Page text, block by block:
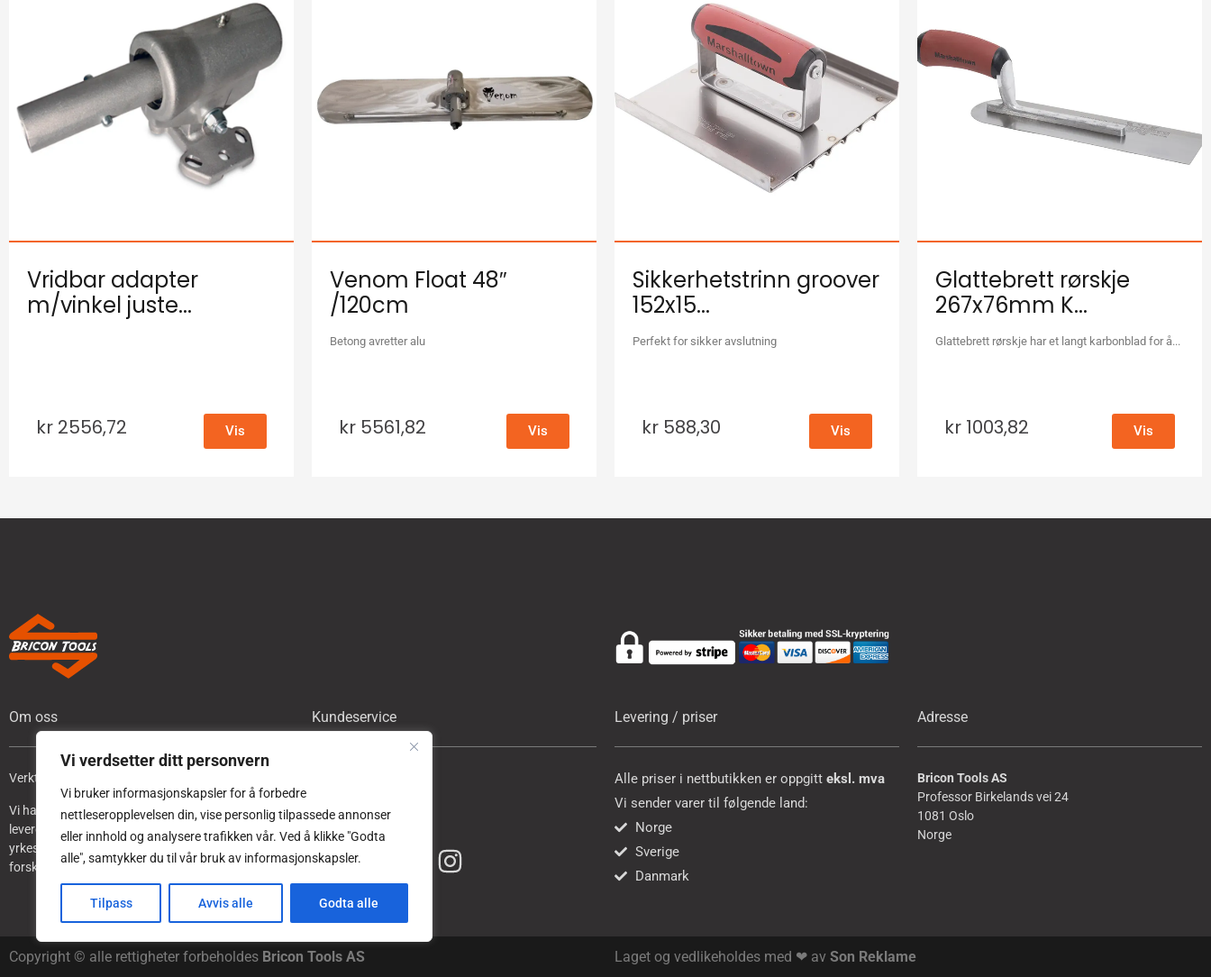
Vi verdsetter ditt personvern
Vi bruker informasjonskapsler for å forbedre
nettleseropplevelsen din, vise personlig tilpassede annonser
eller innhold og analysere trafikken vår. Ved å klikke "Godta
alle", samtykker du til vår bruk av informasjonskapsler.
Tilpass Avvis alle Godta alle
Vridbar adapter
m/vinkel juste...
kr 2556,72 Vis
Venom Float 48″
/120cm
Betong avretter alu
kr 5561,82 Vis
Sikkerhetstrinn groover
152x15...
Perfekt for sikker avslutning
kr 588,30 Vis
Glattebrett rørskje
267x76mm K...
Glattebrett rørskje har et langt karbonblad for å...
kr 1003,82 Vis
Om oss
Verktøy og maskiner for bygg og anlegg.
Vi har spesialisert oss på betongbransjen og
leverer maskiner og verktøy tilpasset disse
yrkesgruppene : gulvstøping, betongarbeid,
forskaling og armering.
Kundeservice Levering / priser
Alle priser i nettbutikken er oppgitt eksl. mva
Vi sender varer til følgende land:
Norge
Sverige
Danmark
Adresse
Bricon Tools AS
Professor Birkelands vei 24
1081 Oslo
Norge
Copyright © alle rettigheter forbeholdes Bricon Tools AS Laget og vedlikeholdes med ❤ av Son Reklame